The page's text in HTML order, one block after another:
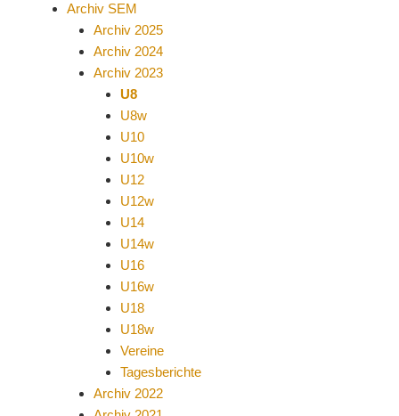
Archiv SEM
Archiv 2025
Archiv 2024
Archiv 2023
U8
U8w
U10
U10w
U12
U12w
U14
U14w
U16
U16w
U18
U18w
Vereine
Tagesberichte
Archiv 2022